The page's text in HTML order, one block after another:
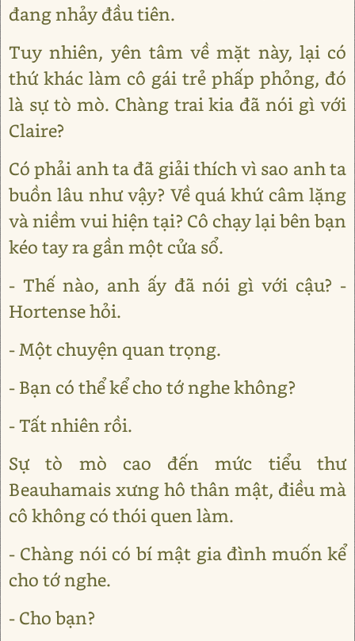
đang nhảy đầu tiên.
Tuy nhiên, yên tâm về mặt này, lại có
thứ khác làm cô gái trẻ phấp phỏng, đó
là sự tò mò. Chàng trai kia đã nói gì với
Claire?
Có phải anh ta đã giải thích vì sao anh ta
buồn lâu như vậy? Về quá khứ câm lặng
và niềm vui hiện tại? Cô chạy lại bên bạn
kéo tay ra gần một cửa sổ.
- Thế nào, anh ấy đã nói gì với cậu? -
Hortense hỏi.
- Một chuyện quan trọng.
- Bạn có thể kể cho tớ nghe không?
- Tất nhiên rồi.
Sự tò mò cao đến mức tiểu thư
Beauhamais xưng hô thân mật, điều mà
cô không có thói quen làm.
- Chàng nói có bí mật gia đình muốn kể
cho tớ nghe.
- Cho bạn?